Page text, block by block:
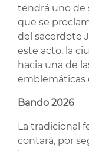
tendrá uno de
que se
del sacerdote
este acto, la
hacia una de
emblemáticas
Bando 2026
La tradicional
contará, por